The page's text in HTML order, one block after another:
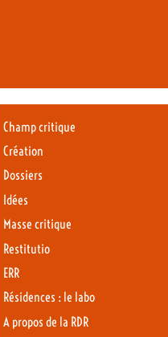
Champ critique
Création
Dossiers
Idées
Masse critique
Restitutio
ERR
Résidences : le labo
A propos de la RDR